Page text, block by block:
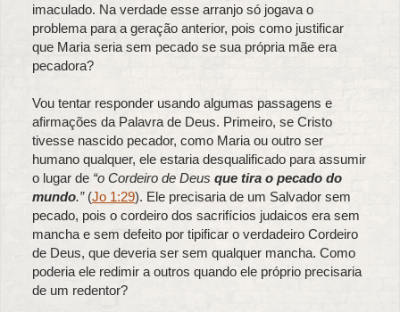
imaculado. Na verdade esse arranjo só jogava o
problema para a geração anterior, pois como justificar
que Maria seria sem pecado se sua própria mãe era
pecadora?
Vou tentar responder usando algumas passagens e
afirmações da Palavra de Deus. Primeiro, se Cristo
tivesse nascido pecador, como Maria ou outro ser
humano qualquer, ele estaria desqualificado para assumir
o lugar de “o Cordeiro de Deus que tira o pecado do
mundo.”(Jo 1:29). Ele precisaria de um Salvador sem
pecado, pois o cordeiro dos sacrifícios judaicos era sem
mancha e sem defeito por tipificar o verdadeiro Cordeiro
de Deus, que deveria ser sem qualquer mancha. Como
poderia ele redimir a outros quando ele próprio precisaria
de um redentor?